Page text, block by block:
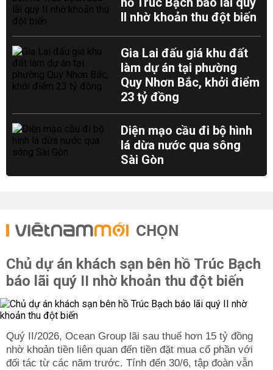
II nhờ khoản thu đột biến
Gia Lai đấu giá khu đất
làm dự án tại phường
Quy Nhơn Bắc, khởi điểm
23 tỷ đồng
Diện mạo cầu đi bộ hình
lá dừa nước qua sông
Sài Gòn
CHỌN
Chủ dự án khách sạn bên hồ Trúc Bạch
báo lãi quý II nhờ khoản thu đột biến
Quý II/2026, Ocean Group lãi sau thuế hơn 15 tỷ đồng
nhờ khoản tiền liên quan đến tiền đặt mua cổ phần với
đối tác từ các năm trước. Tính đến 30/6, tập đoàn vẫn